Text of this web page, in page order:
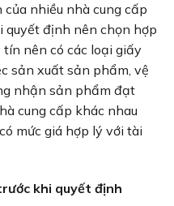
nhiều nhà cung cấp
quyết định nên chọn hợp
nên có các loại giấy
sản xuất sản phẩm, vệ
nhận sản phẩm đạt
cung cấp khác nhau
mức giá hợp lý với tài
khi quyết định